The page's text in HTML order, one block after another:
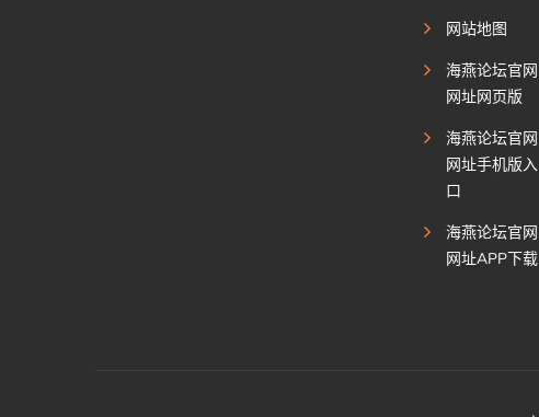
网站地图
海燕论坛官网
网址网页版
海燕论坛官网
网址手机版入
口
海燕论坛官网
网址APP下载